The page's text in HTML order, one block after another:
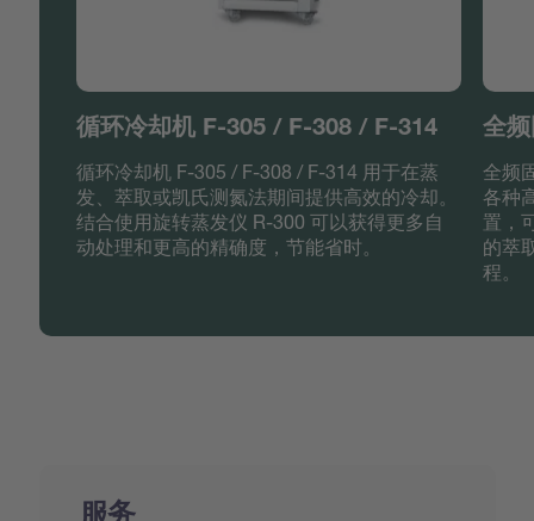
循环冷却机 F-305 / F-308 / F-314
循环冷却机 F-305 / F-308 / F-314 用于在蒸
发、萃取或凯氏测氮法期间提供高效的冷却。
结合使用旋转蒸发仪 R-300 可以获得更多自
动处理和更高的精确度，节能省时。
全
全频
各种
置，
的萃
程。
服务